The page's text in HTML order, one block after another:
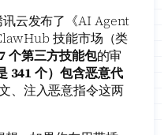
云发布了《AI Agent
技能市场（类
个第三方技能包的审
341 个）包含恶意代
、注入恶意指令这两